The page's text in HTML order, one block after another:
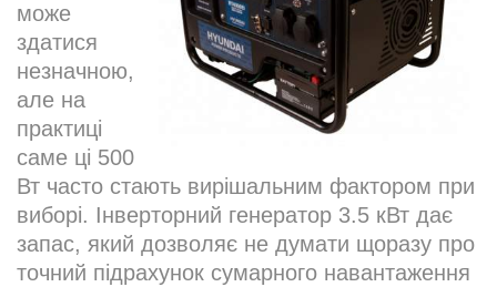
може
здатися
незначною,
але на
практиці
саме ці 500
Вт часто стають вирішальним фактором при
виборі. Інверторний генератор 3.5 кВт дає
запас, який дозволяє не думати щоразу про
точний підрахунок сумарного навантаження